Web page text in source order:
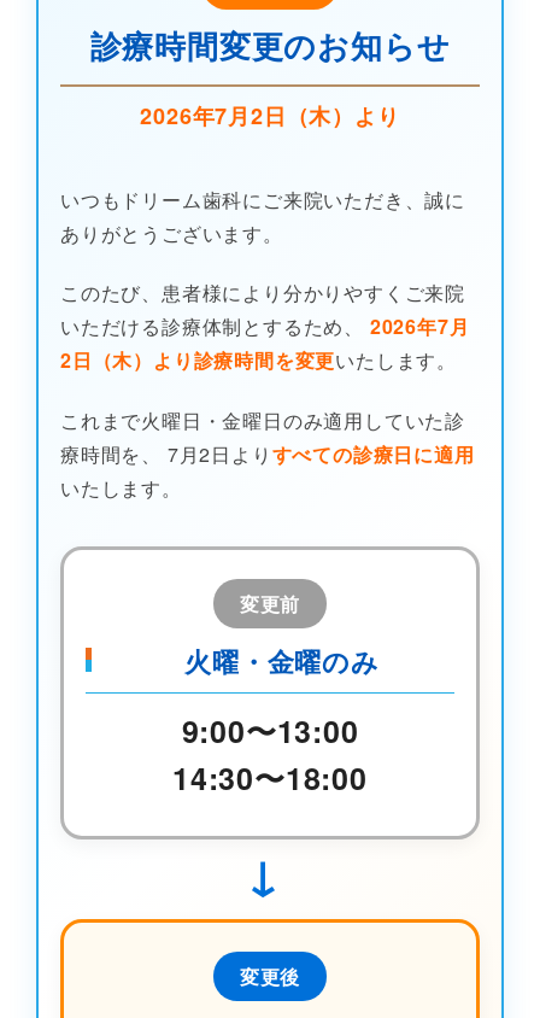
診療時間変更のお知らせ
2026年7月2日（木）より
いつもドリーム歯科にご来院いただき、誠に
ありがとうございます。
このたび、患者様により分かりやすくご来院
いただける診療体制とするため、 2026年7月
2日（木）より診療時間を変更いたします。
これまで火曜日・金曜日のみ適用していた診
療時間を、 7月2日より すべての診療日に適用
いたします。
変更前
火曜・金曜のみ
9:00〜13:00
14:30〜18:00
→
変更後